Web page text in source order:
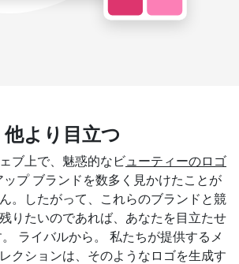
他より目立つ
ブ上で、魅惑的なビ ューティーのロゴ
ップ ブランドを数多く見かけたことが
。したがって、これらのブランドと競
りたいのであれば、あなたを目立たせ
ライバルから。 私たちが提供するメ
クションは、そのようなロゴを生成す